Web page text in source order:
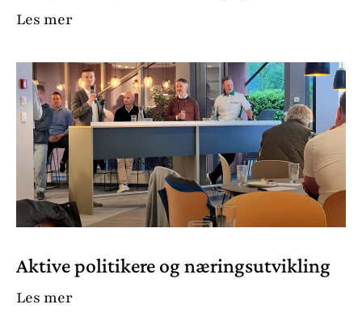
Les mer
Aktive politikere og næringsutvikling
Les mer